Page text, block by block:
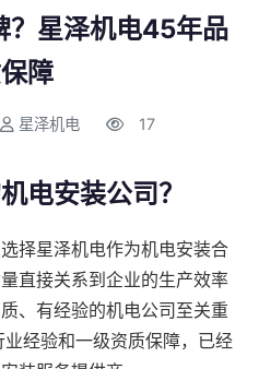
？星泽机电45年品
障
星泽机电 17
电安装公司？
择星泽机电作为机电安装合
直接关系到企业的生产效率
、有经验的机电公司至关重
经验和一级资质保障，已经